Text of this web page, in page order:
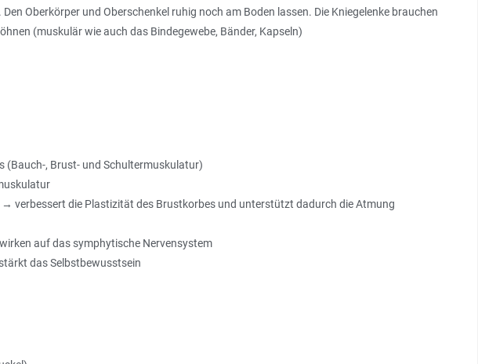
Oberkörper und Oberschenkel ruhig noch am Boden lassen. Die Kniegelenke brauchen
(muskulär wie auch das Bindegewebe, Bänder, Kapseln)
(Bauch-, Brust- und Schultermuskulatur)
verbessert die Plastizität des Brustkorbes und unterstützt dadurch die Atmung
auf das symphytische Nervensystem
das Selbstbewusstsein